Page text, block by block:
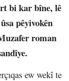
bi kar bîne, lê
pêyivokên
roman
ew wekî te